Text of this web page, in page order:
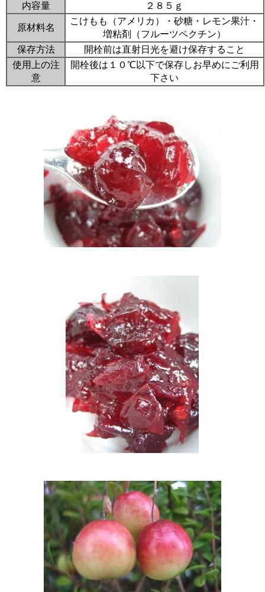
内容量 ２８５ｇ
原材料名
こけもも（アメリカ）・砂糖・レモン果汁・
増粘剤（フルーツペクチン）
保存方法
開栓前は直射日光を避け保存すること
使用上の注
意
開栓後は１０℃以下で保存しお早めにご利用
下さい